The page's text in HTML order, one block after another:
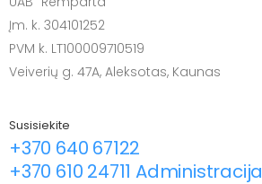
Įm. k. 304101252
PVM k. LT100009710519
Veiverių g. 47A, Aleksotas, Kaunas
Susisiekite
+370 640 67122
+370 610 24711 Administracija